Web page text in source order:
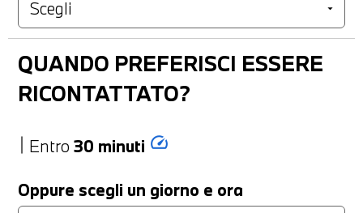
QUANDO PREFERISCI ESSERE
RICONTATTATO?
Entro 30 minuti speed
Oppure scegli un giorno e ora